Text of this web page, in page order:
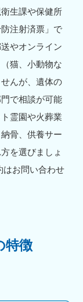
生課や保健所
注射済票」で
やオンライン
猫、小動物な
んが、遺体の
で相談が可能
霊園や火葬業
骨、供養サー
を選びましょ
お問い合わせ
特徴